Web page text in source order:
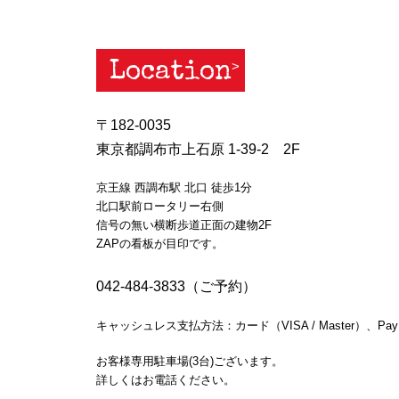
Location
〒182-0035
東京都調布市上石原 1-39-2 2F
京王線 西調布駅 北口 徒歩1分
北口駅前ロータリー右側
信号の無い横断歩道正面の建物2F
ZAPの看板が目印です。
042-484-3833（ご予約）
キャッシュレス支払方法：カード（VISA / Master）、
お客様専用駐車場(3台)ございます。
詳しくはお電話ください。